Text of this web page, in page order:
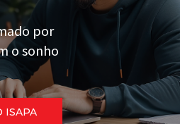
por
o sonho
ISAPA